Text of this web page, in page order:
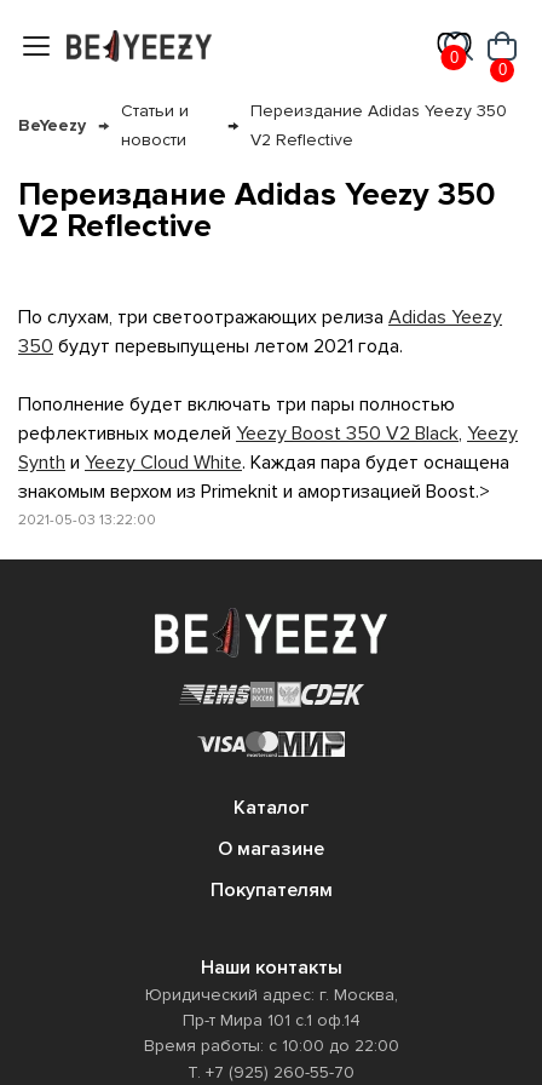
0
0
BeYeezy
Статьи и
новости
Переиздание Adidas Yeezy 350
V2 Reflective
Переиздание Adidas Yeezy 350
V2 Reflective
По слухам, три светоотражающих релиза Adidas Yeezy
350 будут перевыпущены летом 2021 года.
Пополнение будет включать три пары полностью
рефлективных моделей Yeezy Boost 350 V2 Black, Yeezy
Synth и Yeezy Cloud White. Каждая пара будет оснащена
знакомым верхом из Primeknit и амортизацией Boost.>
2021-05-03 13:22:00
Каталог
О магазине
Покупателям
Наши контакты
Юридический адрес: г. Москва,
Пр-т Мира 101 с.1 оф.14
Время работы: с 10:00 до 22:00
Т. +7 (925) 260-55-70
и в
наш